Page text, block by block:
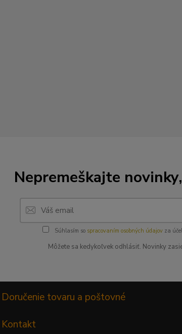
Nepremeškajte
Súhlasím so spracovaním osobných údajovza
Môžete sa kedykoľvek odhlásiť. Novinky
Doručenie tovaru a poštovné
Kontakt